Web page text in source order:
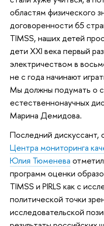
областям физического
договоренности 65
TIMSS, наших детей
дети XXI века первый
электричеством в
не с года начинают
Мы должны подумать о
естественнонаучных
Марина Демидова.
Последний дискуссант,
Центра мониторинга
Юлия Тюменева
программ оценки
TIMSS и PIRLS как с
политической точки
исследовательской